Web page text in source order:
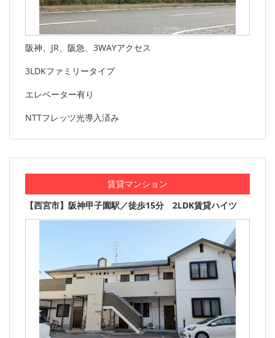
阪神、JR、阪急、3WAYアクセス
3LDKファミリータイプ
エレベーター有り
NTTフレッツ光導入済み
賃貸マンション
【西宮市】阪神甲子園駅／徒歩15分 2LDK賃貸ハイツ